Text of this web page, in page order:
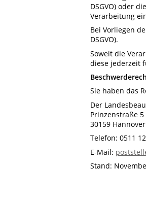
DSGVO) oder
Verarbeitung
Bei Vorliegen
DSGVO).
Soweit die
diese jederzeit
Sie haben das
Der
Prinzenstraße 5
30159 Hannover
Telefon: 0511
E-Mail:
Stand: